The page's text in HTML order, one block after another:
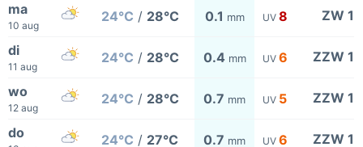
ma
10 aug
24°C / 28°C 0.1 mm UV 8 ZW 1
di
11 aug
24°C / 28°C 0.4 mm UV 6 ZZW 1
wo
12 aug
24°C / 28°C 0.7 mm UV 5 ZZW 1
do 24°C / 27°C 0.7 mm UV 6 ZZW 1